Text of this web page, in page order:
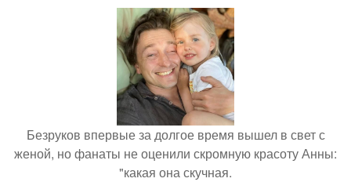
Безруков впервые за долгое время вышел в свет с
женой, но фанаты не оценили скромную красоту Анны:
"какая она скучная.